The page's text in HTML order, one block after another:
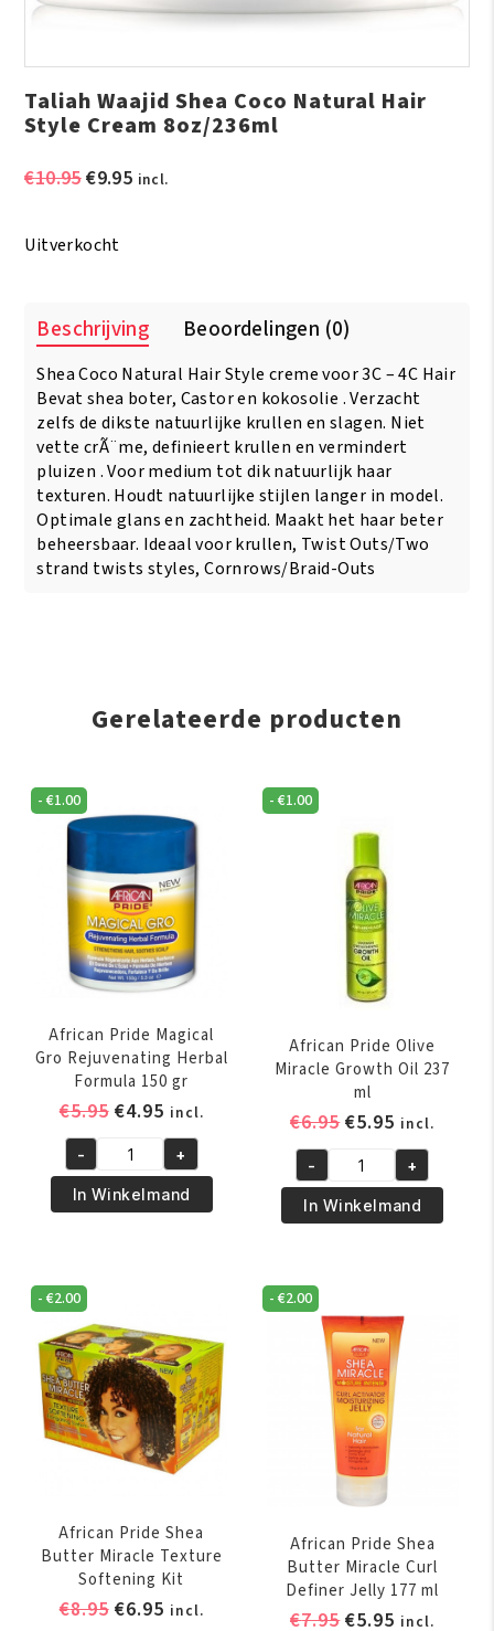
Taliah Waajid Shea Coco Natural Hair
Style Cream 8oz/236ml
€10.95Oorspronkelijke
€10.95.
€9.95Huidige
incl.
Uitverkocht
Beschrijving Beoordelingen (0)
Shea Coco Natural Hair Style creme voor 3C – 4C Hair
Bevat shea boter, Castor en kokosolie . Verzacht
zelfs de dikste natuurlijke krullen en slagen. Niet
vette crÃ¨me, definieert krullen en vermindert
pluizen . Voor medium tot dik natuurlijk haar
texturen. Houdt natuurlijke stijlen langer in model.
Optimale glans en zachtheid. Maakt het haar beter
beheersbaar. Ideaal voor krullen, Twist Outs/Two
strand twists styles, Cornrows/Braid-Outs
Gerelateerde producten
-€1.00
African Pride Magical
Gro Rejuvenating Herbal
Formula 150 gr
€5.95 Oorspronkelijke
was:
€5.95.
€4.95Huidige
prijs
is:
€4.95.
incl.
African
Pride
Magical
Herbal
Formula
150
gr
aantal
- +
In Winkelmand
-€1.00
African Pride Olive
Miracle Growth Oil 237
ml
€6.95
was:
€6.95.
€5.95 Huidige
prijs
is:
€5.95.
incl.
African
Pride
Olive
Growth
Oil
237
aantal
- +
In Winkelmand
-€2.00
African Pride Shea
Butter Miracle Texture
Softening Kit
€8.95 Oorspronkelijke
€6.95Huidige
incl.
-€2.00
African Pride Shea
Butter Miracle Curl
Definer Jelly 177 ml
€7.95 €5.95 Huidige
incl.